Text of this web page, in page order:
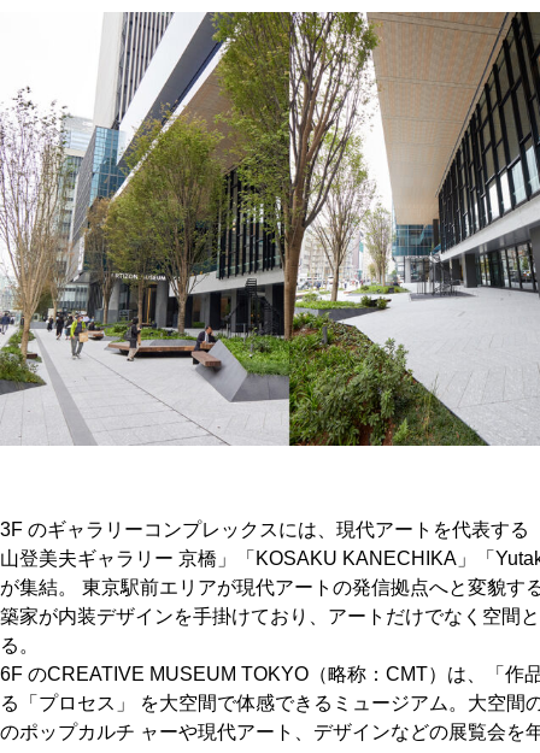
3F のギャラリーコンプレックスには、現代アートを代表す
山登美夫ギャラリー 京橋」「KOSAKU KANECHIKA」「
が集結。 東京駅前エリアが現代アートの発信拠点へと変貌す
築家が内装デザインを手掛けており、アートだけでなく空間
る。
6F のCREATIVE MUSEUM TOKYO（略称：CMT）は、「作
る「プロセス」 を大空間で体感できるミュージアム。大空間
のポップカルチ ャーや現代アート、デザインなどの展覧会を